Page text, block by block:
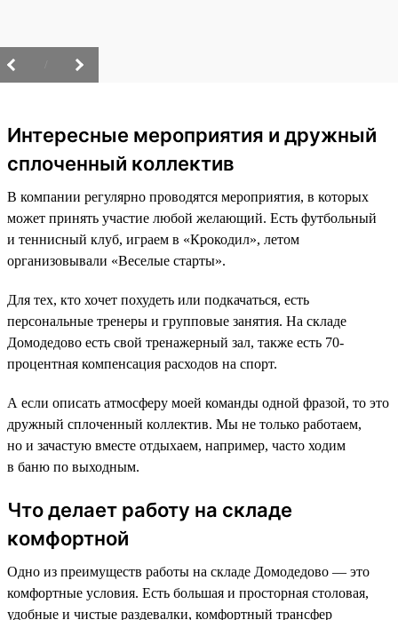
Интересные мероприятия и дружный
сплоченный коллектив
В компании регулярно проводятся мероприятия, в которых
может принять участие любой желающий. Есть футбольный
и теннисный клуб, играем в «Крокодил», летом
организовывали «Веселые старты».
Для тех, кто хочет похудеть или подкачаться, есть
персональные тренеры и групповые занятия. На складе
Домодедово есть свой тренажерный зал, также есть 70-
процентная компенсация расходов на спорт.
А если описать атмосферу моей команды одной фразой, то это
дружный сплоченный коллектив. Мы не только работаем,
но и зачастую вместе отдыхаем, например, часто ходим
в баню по выходным.
Что делает работу на складе
комфортной
Одно из преимуществ работы на складе Домодедово — это
комфортные условия. Есть большая и просторная столовая,
удобные и чистые раздевалки, комфортный трансфер